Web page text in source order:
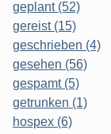
geplant (52)
gereist (15)
geschrieben (4)
gesehen (56)
gespamt (5)
getrunken (1)
hospex (6)